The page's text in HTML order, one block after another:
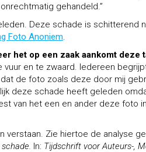
gehandeld.”
Deze schade is schitterend
Foto Anoniem.
het op een zaak aankomt
vuur en te zwaard. Iedereen
de foto zoals deze door mij
deze schade heeft geleden
van het een en ander deze foto
Zie hiertoe de analyse
In: Tijdschrift voor Auteurs-,